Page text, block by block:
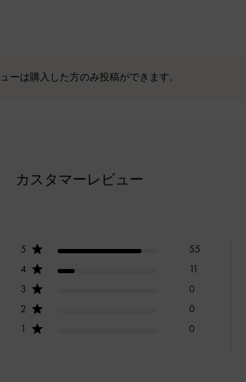
ーは購入した方のみ投稿ができます。
カスタマーレビュー
5
55
4
11
3
0
2
0
1
0